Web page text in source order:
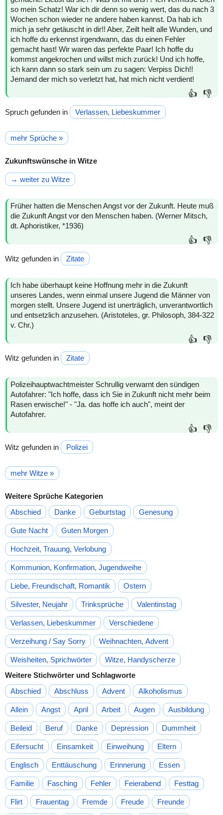
so mein Schatz! War ich dir denn so wenig wert, das du nach 3
Wochen schon wieder ne andere haben kannst. Da hab ich
mich ja sehr getäuscht in dir!! Aber, Zeilt heilt alle Wunden, und
ich hoffe du erkennst irgendwann, das du einen Fehler
gemacht hast! Wir waren das perfekte Paar! Ich hoffe du
kommst angekrochen und willst mich zurück! Und ich hoffe,
ich kann dann so stark sein um zu sagen: Verpiss Dich!!
Jemand der mich so verletzt hat, hat mich nicht verdient!
👍 👎
Spruch gefunden in Verlassen, Liebeskummer
mehr Sprüche »
Zukunftswünsche in Witze
→ weiter zu Witze
Früher hatten die Menschen Angst vor der Zukunft. Heute muß
die Zukunft Angst vor den Menschen haben. (Werner Mitsch,
dt. Aphoristiker, *1936)
👍 👎
Witz gefunden in Zitate
Ich habe überhaupt keine Hoffnung mehr in die Zukunft
unseres Landes, wenn einmal unsere Jugend die Männer von
morgen stellt. Unsere Jugend ist unerträglich, unverantwortlich
und entsetzlich anzusehen. (Aristoteles, gr. Philosoph, 384-322
v. Chr.)
👍 👎
Witz gefunden in Zitate
Polizeihauptwachtmeister Schrullig verwarnt den sündigen
Autofahrer: "Ich hoffe, dass ich Sie in Zukunft nicht mehr beim
Rasen erwische!" - "Ja. das hoffe ich auch", meint der
Autofahrer.
👍 👎
Witz gefunden in Polizei
mehr Witze »
Weitere Sprüche Kategorien
Abschied
Danke Geburtstag Genesung
Gute Nacht Guten Morgen
Hochzeit, Trauung, Verlobung
Kommunion, Konfirmation, Jugendweihe
Liebe, Freundschaft, Romantik Ostern
Silvester, Neujahr Trinksprüche Valentinstag
Verlassen, Liebeskummer Verschiedene
Verzeihung / Say Sorry Weihnachten, Advent
Weisheiten, Sprichwörter
Witze, Handyscherze
Weitere Stichwörter und Schlagworte
Abschied
Abschluss Advent Alkoholismus
Allein Angst April Arbeit Augen Ausbildung
Beileid Beruf Danke Depression Dummheit
Eifersucht Einsamkeit Einweihung Eltern
Englisch Enttäuschung Erinnerung Essen
Familie Fasching Fehler Feierabend Festtag
Flirt Frauentag Fremde Freude Freunde